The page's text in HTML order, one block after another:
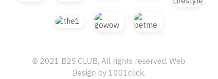
© 2021 B2S CLUB, All rights reserved. Web
Design by 1001click.